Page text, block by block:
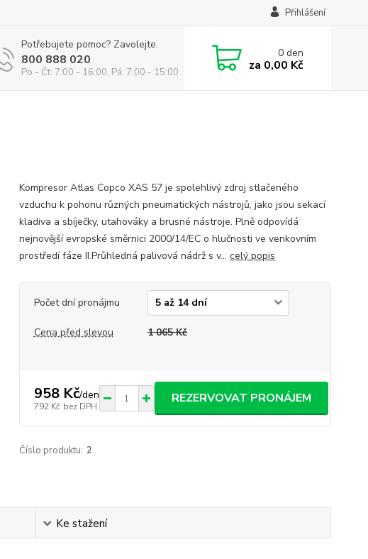
Přihlášení
Potřebujete pomoc? Zavolejte.
800 888 020
Po - Čt: 7:00 - 16:00, Pá: 7:00 - 15:00
0den
za 0,00 Kč
Kompresor Atlas Copco XAS 57 je spolehlivý zdroj stlačeného
vzduchu k pohonu různých pneumatických nástrojů, jako jsou sekací
kladiva a sbíječky, utahováky a brusné nástroje. Plně odpovídá
nejnovější evropské směrnici 2000/14/EC o hlučnosti ve venkovním
prostředí fáze II.Průhledná palivová nádrž s v... celý popis
Počet dní pronájmu
Cena před slevou 1 065 Kč
958 Kč/den
792 Kč bez DPH
REZERVOVAT PRONÁJEM
Číslo produktu: 2
Ke stažení